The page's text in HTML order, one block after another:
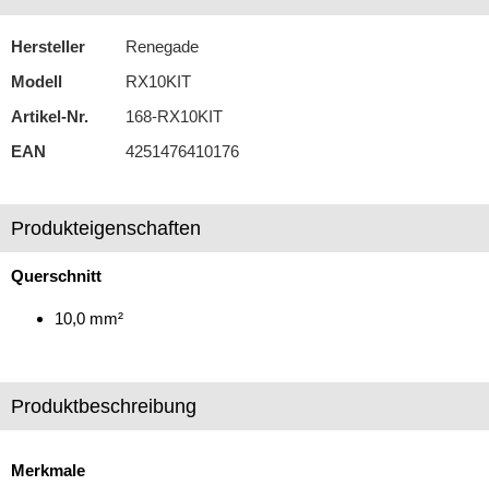
Bluetooth
Cinch-Kabel
DAB+
Entstörmaterial
Ersatzteile
Fahrzeughalter
Freischaltmodule
Hersteller
Renegade
Modell
RX10KIT
Artikel-Nr.
168-RX10KIT
EAN
4251476410176
Produkteigenschaften
Querschnitt
10,0 mm²
Produktbeschreibung
Merkmale